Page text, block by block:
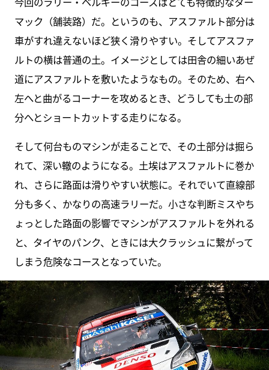
マック（舗装路）だ。というのも、アスファルト部分は
車がすれ違えないほど狭く滑りやすい。そしてアスファ
ルトの横は普通の土。イメージとしては田舎の細いあぜ
道にアスファルトを敷いたようなもの。そのため、右へ
左へと曲がるコーナーを攻めるとき、どうしても土の部
分へとショートカットする走りになる。
そして何台ものマシンが走ることで、その土部分は掘ら
れて、深い轍のようになる。土埃はアスファルトに巻か
れ、さらに路面は滑りやすい状態に。それでいて直線部
分も多く、かなりの高速ラリーだ。小さな判断ミスやち
ょっとした路面の影響でマシンがアスファルトを外れる
と、タイヤのパンク、ときには大クラッシュに繋がって
しまう危険なコースとなっていた。